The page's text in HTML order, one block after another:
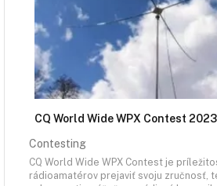
CQ World Wide WPX Contest
Contesting
CQ World Wide WPX Contest je
rádioamatérov prejaviť svoju zručnosť,